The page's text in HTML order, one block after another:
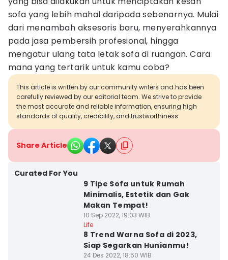
sofa yang lebih mahal daripada sebenarnya. Mulai
dari menambah aksesoris baru, menyerahkannya
pada jasa pembersih profesional, hingga
mengatur ulang tata letak sofa di ruangan. Cara
mana yang tertarik untuk kamu coba?
This article is written by our community writers and has been
carefully reviewed by our editorial team. We strive to provide
the most accurate and reliable information, ensuring high
standards of quality, credibility, and trustworthiness.
Share Article
Curated For You
9 Tipe Sofa untuk Rumah
Minimalis, Estetik dan Gak
Makan Tempat!
10 Sep 2022, 19:03 WIB
Life
8 Trend Warna Sofa di 2023,
Siap Segarkan Hunianmu!
24 Des 2022, 18:50 WIB